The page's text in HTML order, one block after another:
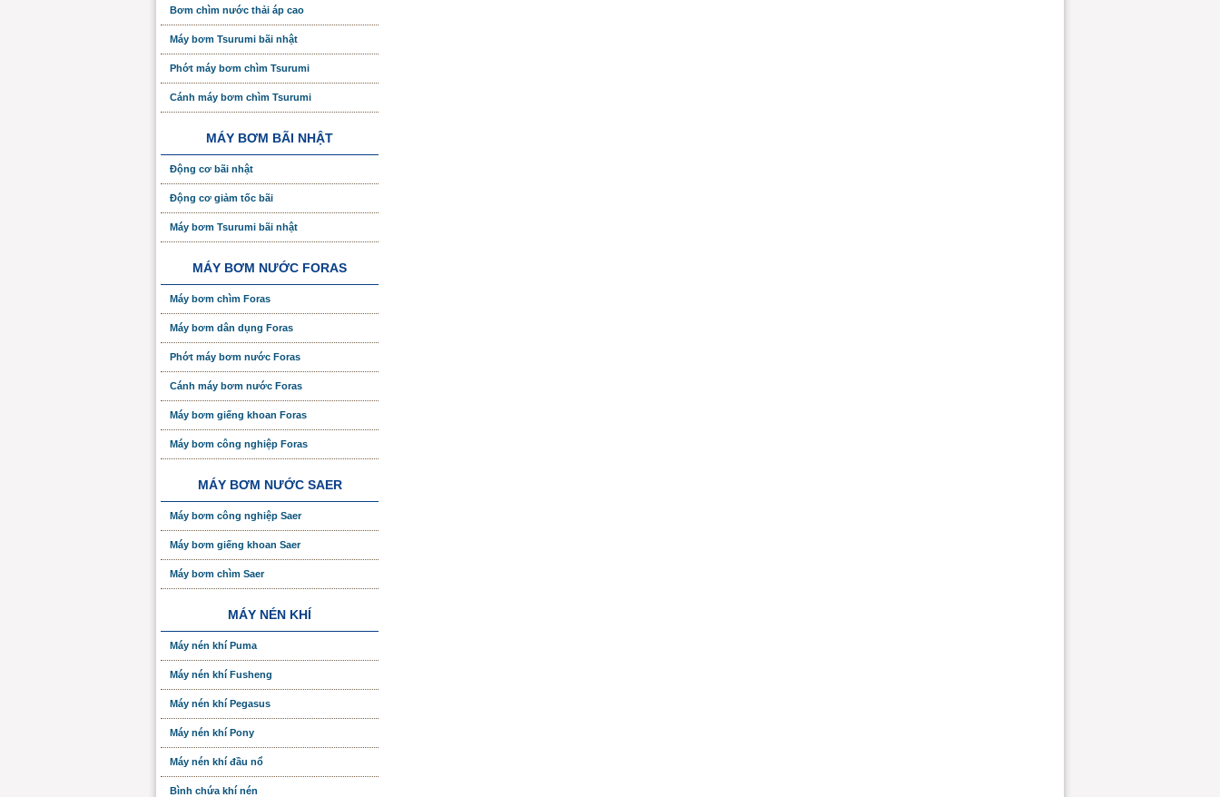
Bơm chìm nước thải áp cao
Máy bơm Tsurumi bãi nhật
Phớt máy bơm chìm Tsurumi
Cánh máy bơm chìm Tsurumi
MÁY BƠM BÃI NHẬT
Động cơ bãi nhật
Động cơ giảm tốc bãi
Máy bơm Tsurumi bãi nhật
MÁY BƠM NƯỚC FORAS
Máy bơm chìm Foras
Máy bơm dân dụng Foras
Phớt máy bơm nước Foras
Cánh máy bơm nước Foras
Máy bơm giếng khoan Foras
Máy bơm công nghiệp Foras
MÁY BƠM NƯỚC SAER
Máy bơm công nghiệp Saer
Máy bơm giếng khoan Saer
Máy bơm chìm Saer
MÁY NÉN KHÍ
Máy nén khí Puma
Máy nén khí Fusheng
Máy nén khí Pegasus
Máy nén khí Pony
Máy nén khí đầu nổ
Bình chứa khí nén